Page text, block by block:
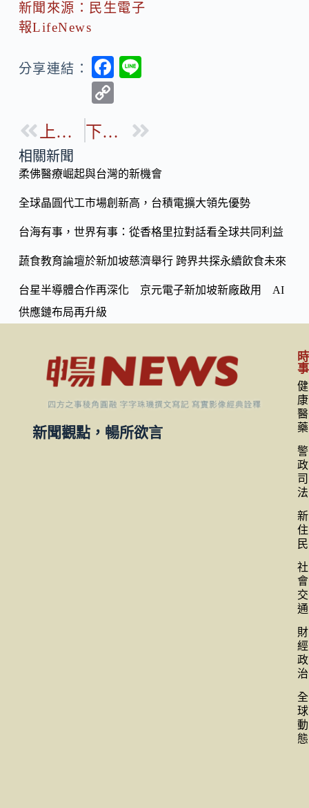
新聞來源：民生電子
報LifeNews
分享連結：
F
b
o
k
p
Li
n
k
上一篇 下一篇
相關新聞
柔佛醫療崛起與台灣的新機會
全球晶圓代工市場創新高，台積電擴大領先優勢
台海有事，世界有事：從香格里拉對話看全球共同利益
蔬食教育論壇於新加坡慈濟舉行 跨界共探永續飲食未來
台星半導體合作再深化 京元電子新加坡新廠啟用 AI
供應鏈布局再升級
新聞觀點，暢所欲言
時
事
健
康
醫
藥
警
政
司
法
新
住
民
社
會
交
通
財
經
政
治
全
球
動
態